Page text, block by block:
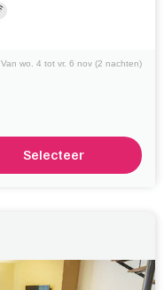
Van wo. 4 tot vr. 6 nov (2 nachten)
Selecteer